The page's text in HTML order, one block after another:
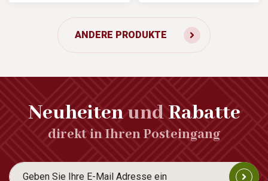
ANDERE PRODUKTE
NeuheitenundRabatte
direkt in Ihren Posteingang